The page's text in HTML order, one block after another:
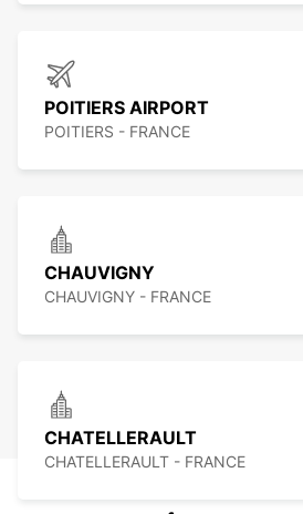
POITIERS AIRPORT
POITIERS - FRANCE
CHAUVIGNY
CHAUVIGNY - FRANCE
CHATELLERAULT
CHATELLERAULT - FRANCE